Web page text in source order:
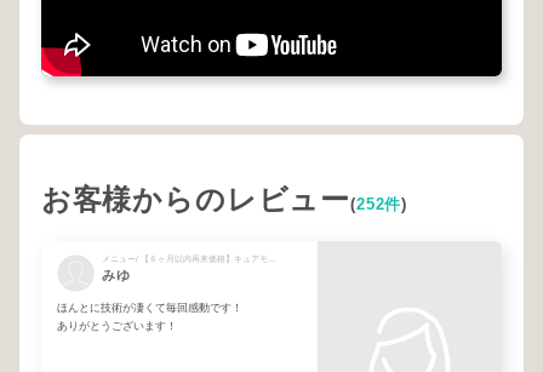
お客様からのレビュー(252件)
みゆ
ほんとに技術が凄くて毎回感動です！
ありがとうございます！